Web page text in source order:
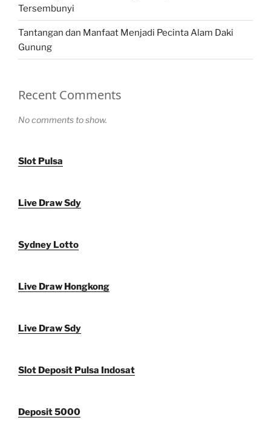
Tersembunyi
Tantangan dan Manfaat Menjadi Pecinta Alam Daki
Gunung
Recent Comments
No comments to show.
Slot Pulsa
Live Draw Sdy
Sydney Lotto
Live Draw Hongkong
Live Draw Sdy
Slot Deposit Pulsa Indosat
Deposit 5000